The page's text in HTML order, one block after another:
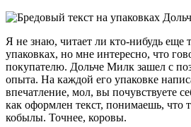
Я не знаю, читает ли кто-нибудь еще
упаковках, но мне интересно, что
покупателю. Дольче Милк зашел с
опыта. На каждой его упаковке
впечатление, мол, вы почувствуете
как оформлен текст, понимаешь, что
кобылы. Точнее, коровы.